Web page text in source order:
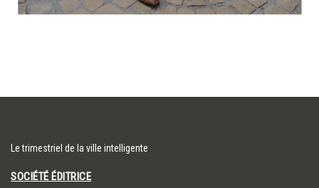
Le trimestriel de la ville intelligente
SOCIÉTÉ ÉDITRICE